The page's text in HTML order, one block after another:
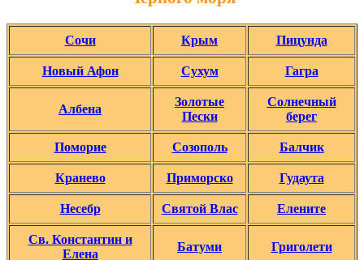
Сочи Крым Пицунда
Новый Афон Сухум Гагра
Албена
Золотые
Пески
Солнечный
берег
Поморие Созополь Балчик
Кранево Приморско Гудаута
Несебр Святой Влас Елените
Св. Константин и
Елена
Батуми Григолети